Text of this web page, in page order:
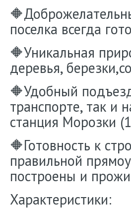
поселка всегда
🔶Уникальная
деревья,
🔶Удобный
транспорте, так
станция Морозки
🔶Готовность к
правильной
построены и
Характеристики: